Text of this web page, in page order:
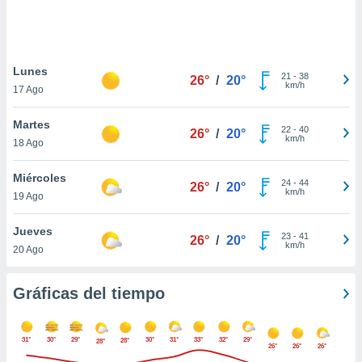
únicos
similares
como
sitio
de
posible
en
a lo que
Para
su
Lunes
17 Ago
26° / 20° 21 - 38
km/h
Martes
18 Ago
26° / 20° 22- 40
km/h
Miércoles
19 Ago
26° / 20° 24- 44
km/h
Jueves
20 Ago
26° / 20° 23- 41
km/h
Gráficas del tiempo
31° 30° 29° 28° 28° 30° 31° 33° 32°
29°
26°
26° 26°